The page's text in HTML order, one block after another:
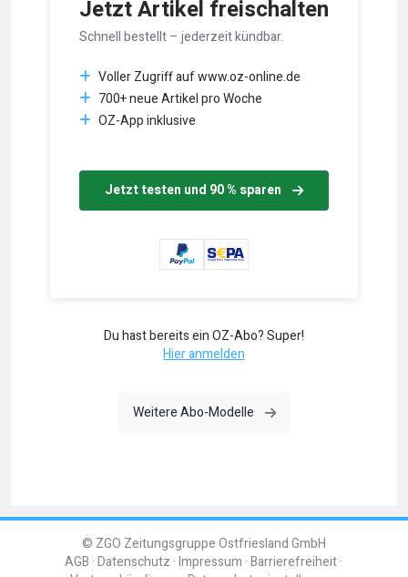
Jetzt Artikel freischalten
Schnell bestellt – jederzeit kündbar.
Voller Zugriff auf www.oz-online.de
700+ neue Artikel pro Woche
OZ-App inklusive
Jetzt testen und 90 % sparen
Du hast bereits ein OZ-Abo? Super!
Hier anmelden
Weitere Abo-Modelle
© ZGO Zeitungsgruppe Ostfriesland GmbH
AGB Datenschutz Impressum Barrierefreiheit